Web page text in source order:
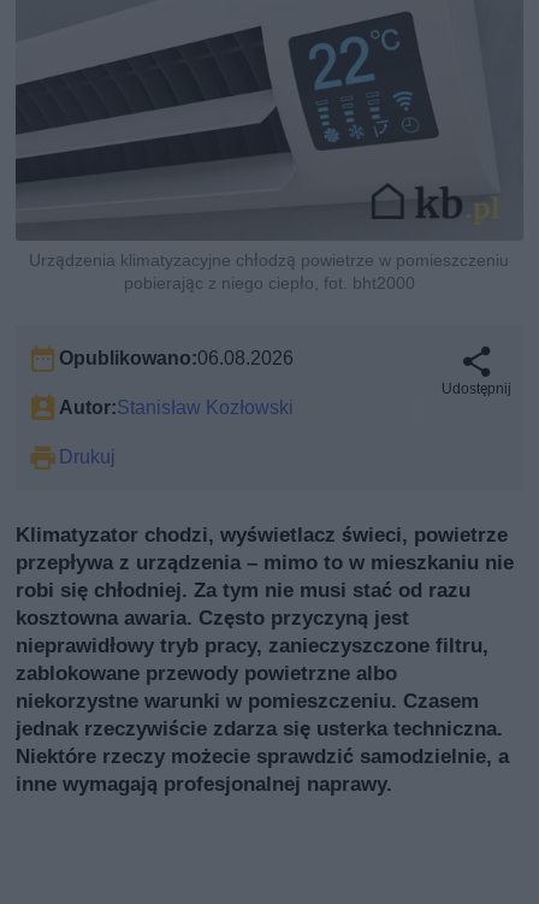
Urządzenia klimatyzacyjne chłodzą powietrze w pomieszczeniu
pobierając z niego ciepło, fot. bht2000
Opublikowano:06.08.2026
Autor:Stanisław Kozłowski
Drukuj
Udostępnij
Klimatyzator chodzi, wyświetlacz świeci, powietrze
przepływa z urządzenia – mimo to w mieszkaniu nie
robi się chłodniej. Za tym nie musi stać od razu
kosztowna awaria. Często przyczyną jest
nieprawidłowy tryb pracy, zanieczyszczone filtru,
zablokowane przewody powietrzne albo
niekorzystne warunki w pomieszczeniu. Czasem
jednak rzeczywiście zdarza się usterka techniczna.
Niektóre rzeczy możecie sprawdzić samodzielnie, a
inne wymagają profesjonalnej naprawy.